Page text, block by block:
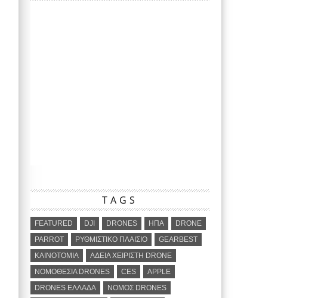
TAGS
FEATURED DJI DRONES ΗΠΑ
DRONE
PARROT
ΡΥΘΜΙΣΤΙΚΟ ΠΛΑΙΣΙΟ
GEARBEST
ΚΑΙΝΟΤΟΜΙΑ
ΑΔΕΙΑ ΧΕΙΡΙΣΤΗ DRONE
ΝΟΜΟΘΕΣΙΑ DRONES
CES
APPLE
DRONES ΕΛΛΑΔΑ
ΝΟΜΟΣ DRONES